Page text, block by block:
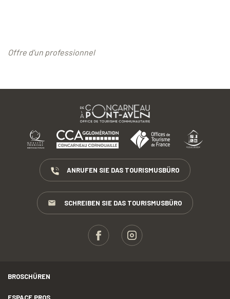
Offre d'un professionnel
ANRUFEN SIE DAS TOURISMUSBÜRO
SCHREIBEN SIE DAS TOURISMUSBÜRO
BROSCHÜREN